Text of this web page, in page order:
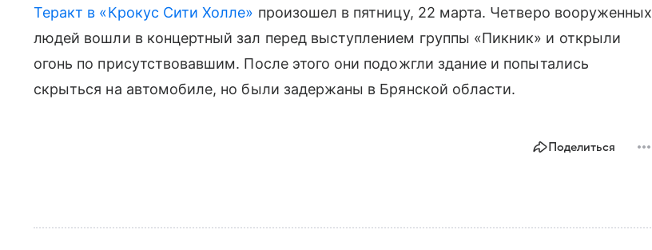
Теракт в «Крокус Сити Холле» произошел в пятницу, 22 марта. Четверо вооруженных
людей вошли в концертный зал перед выступлением группы «Пикник» и открыли
огонь по присутствовавшим. После этого они подожгли здание и попытались
скрыться на автомобиле, но были задержаны в Брянской области.
Поделиться